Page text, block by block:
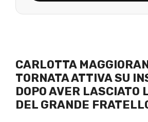
CARLOTTA
TORNATA ATTIVA SU
DOPO AVER LASCIATO
DEL GRANDE